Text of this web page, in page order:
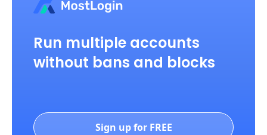
Run multiple accounts
without bans and blocks
Sign up for FREE